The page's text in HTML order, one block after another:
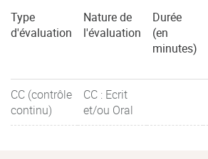
Type
d'évaluation
Nature de
l'évaluation
Durée
(en
minutes)
CC (contrôle
continu)
CC : Ecrit
et/ou Oral